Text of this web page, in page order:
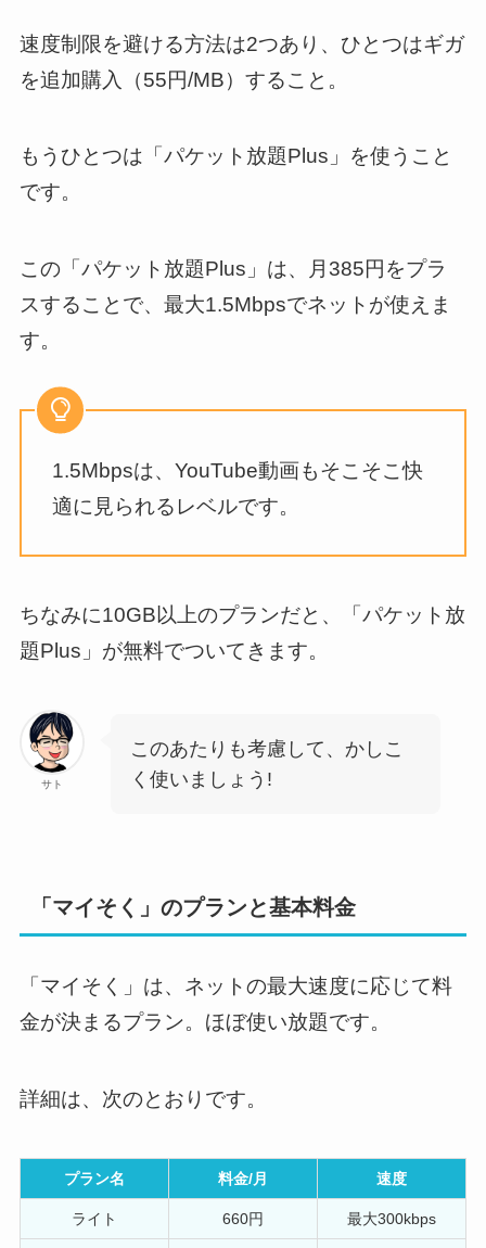
速度制限を避ける方法は2つあり、ひとつはギガ
を追加購入（55円/MB）すること。
もうひとつは「パケット放題Plus」を使うこと
です。
この「パケット放題Plus」は、月385円をプラ
スすることで、最大1.5Mbpsでネットが使えま
す。
1.5Mbpsは、YouTube動画もそこそこ快
適に見られるレベルです。
ちなみに10GB以上のプランだと、「パケット放
題Plus」が無料でついてきます。
サト
このあたりも考慮して、かしこ
く使いましょう!
「マイそく」のプランと基本料金
「マイそく」は、ネットの最大速度に応じて料
金が決まるプラン。ほぼ使い放題です。
詳細は、次のとおりです。
プラン名 料金/月 速度
ライト 660円 最大300kbps